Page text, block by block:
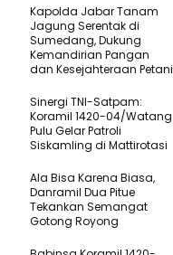
Kapolda Jabar Tanam
Jagung Serentak di
Sumedang, Dukung
Kemandirian Pangan
dan Kesejahteraan Petani
Sinergi TNI-Satpam:
Koramil 1420-04/Watang
Pulu Gelar Patroli
Siskamling di Mattirotasi
Ala Bisa Karena Biasa,
Danramil Dua Pitue
Tekankan Semangat
Gotong Royong